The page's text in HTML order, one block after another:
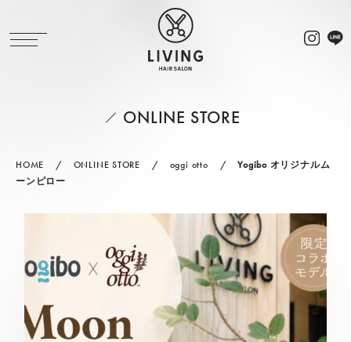
ONLINE STORE
HOME ONLINE STORE oggi otto
Yogibo オリジナルム
ーンピロー